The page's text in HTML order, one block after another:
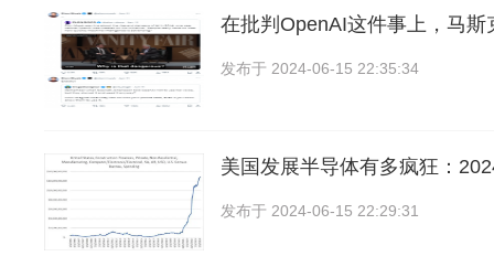
在批判OpenAI这件事上，马斯
发布于 2024-06-15 22:35:34
美国发展半导体有多疯狂：
发布于 2024-06-15 22:29:31